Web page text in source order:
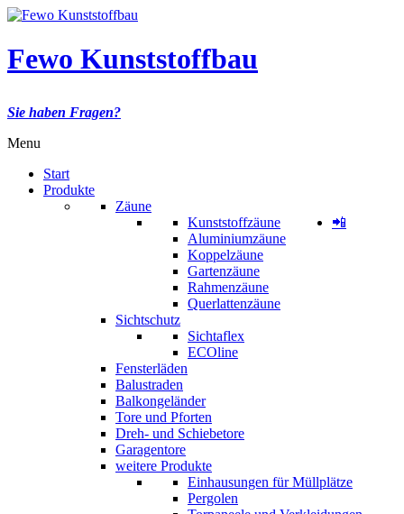
Fewo Kunststoffbau
Sie haben Fragen?
Menu
Start
Produkte
Zäune
Kunststoffzäune
Aluminiumzäune
Koppelzäune
Gartenzäune
Rahmenzäune
Querlattenzäune
Sichtschutz
Sichtaflex
ECOline
Fensterläden
Balustraden
Balkongeländer
Tore und Pforten
Dreh- und Schiebetore
Garagentore
weitere Produkte
Einhausungen für Müllplätze
Pergolen
📲